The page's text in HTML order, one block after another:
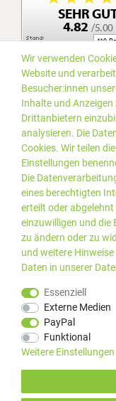
MwSt. zzgl.
Kundenbewertungen
Wir verwenden
Website und
Besucher:innen
Inhalte und
Drittanbietern
analysieren. Die
Cookies. Wir teilen
Einstellungen
Die
eines berechtigten
erteilt oder
einzuwilligen und die
zu ändern oder zu
und weitere
Daten in unserer
Essenziell
Externe Medien
PayPal
Funktional
Weitere Einstellungen